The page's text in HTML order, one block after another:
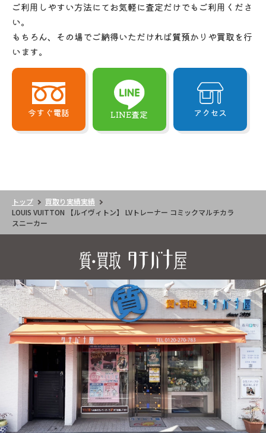
ご利用しやすい方法にてお気軽に査定だけでもご利用くださ
い。
もちろん、その場でご納得いただければ質預かりや買取を行
います。
今すぐ電話 LINE査定 アクセス
トップ
買取り実績実績
LOUIS VUITTON 【ルイヴィトン】 LVトレーナー コミックマルチカラ
スニーカー